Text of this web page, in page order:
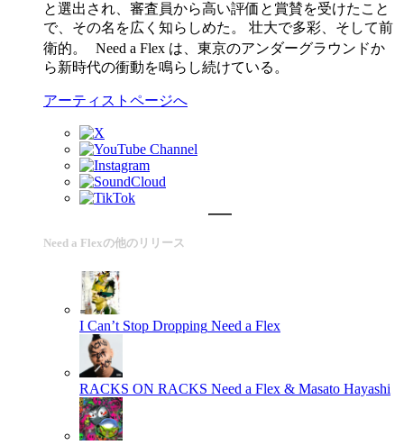
と選出され、審査員から高い評価と賞賛を受けたこと
で、その名を広く知らしめた。 壮大で多彩、そして前
衛的。 Need a Flex は、東京のアンダーグラウンドか
ら新時代の衝動を鳴らし続けている。
アーティストページへ
Need a Flexの他のリリース
I Can’t Stop Dropping Need a Flex
RACKS ON RACKS Need a Flex & Masato Hayashi